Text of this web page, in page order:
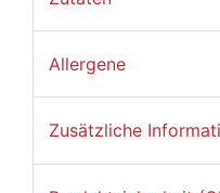
Allergene
Zusätzliche